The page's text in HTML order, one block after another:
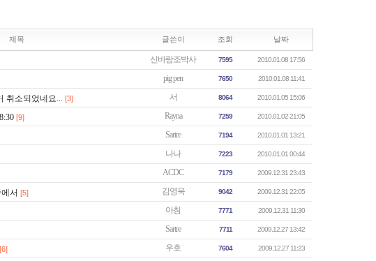
제목 글쓴이 조회 날짜
신바람조박사 7595 2010.01.08 17:56
pig pen 7650 2010.01.08 11:41
취소되었네요... [3] 서 8064 2010.01.05 15:06
[9] Rayna 7259 2010.01.02 21:05
Sartre 7194 2010.01.01 13:21
나나 7223 2010.01.01 00:44
ACDC 7179 2009.12.31 23:43
서 [5] 김영욱 9042 2009.12.31 22:05
아침 7771 2009.12.31 11:30
Sartre 7711 2009.12.27 13:42
[6] 우호 7604 2009.12.27 11:23